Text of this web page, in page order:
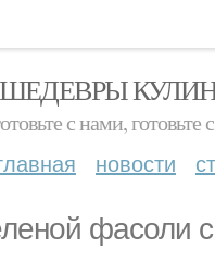
ШЕДЕВРЫ
с нами,
новости
фасоли